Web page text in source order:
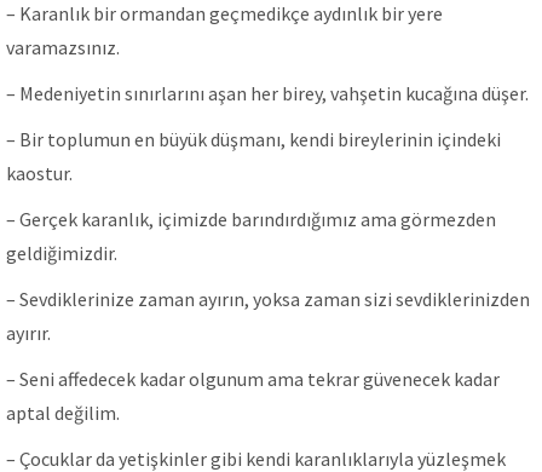
– Karanlık bir ormandan geçmedikçe aydınlık bir yere
varamazsınız.
– Medeniyetin sınırlarını aşan her birey, vahşetin kucağına düşer.
– Bir toplumun en büyük düşmanı, kendi bireylerinin içindeki
kaostur.
– Gerçek karanlık, içimizde barındırdığımız ama görmezden
geldiğimizdir.
– Sevdiklerinize zaman ayırın, yoksa zaman sizi sevdiklerinizden
ayırır.
– Seni affedecek kadar olgunum ama tekrar güvenecek kadar
aptal değilim.
– Çocuklar da yetişkinler gibi kendi karanlıklarıyla yüzleşmek